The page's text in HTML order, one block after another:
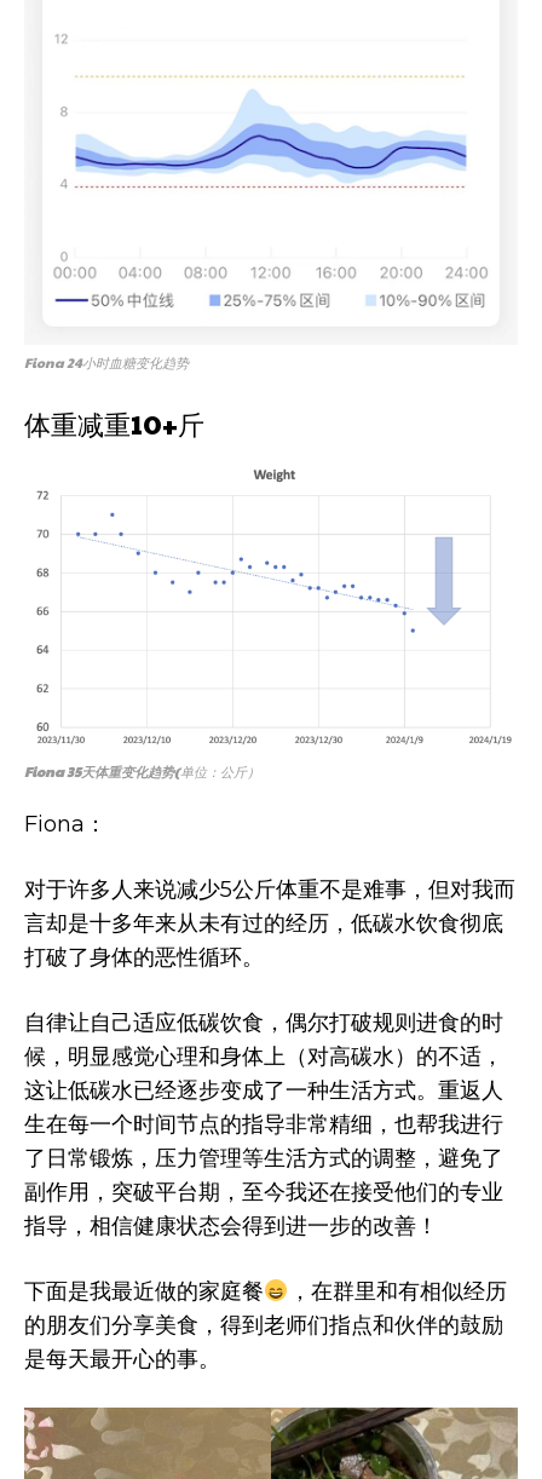
Fiona 24小时血糖变化趋势
体重减重10+斤
Fiona 35天体重变化趋势(单位：公斤）
Fiona：
对于许多人来说减少5公斤体重不是难事，但对我而
言却是十多年来从未有过的经历，低碳水饮食彻底
打破了身体的恶性循环。
自律让自己适应低碳饮食，偶尔打破规则进食的时
候，明显感觉心理和身体上（对高碳水）的不适，
这让低碳水已经逐步变成了一种生活方式。重返人
生在每一个时间节点的指导非常精细，也帮我进行
了日常锻炼，压力管理等生活方式的调整，避免了
副作用，突破平台期，至今我还在接受他们的专业
指导，相信健康状态会得到进一步的改善！
下面是我最近做的家庭餐
，在群里和有相似经历
的朋友们分享美食，得到老师们指点和伙伴的鼓励
是每天最开心的事。